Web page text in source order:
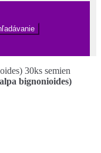
bignonioides)